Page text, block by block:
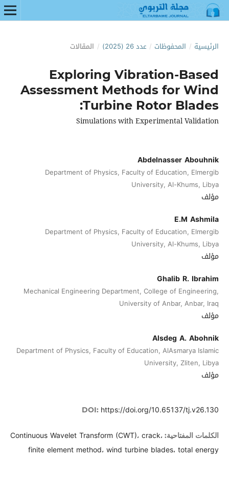
الرئيسية / المحفوظات / عدد 26 (2025) / المقالات
Exploring Vibration-Based
Assessment Methods for Wind
Turbine Rotor Blades:
Simulations with Experimental Validation
Abdelnasser Abouhnik
Department of Physics, Faculty of Education, Elmergib
University, Al-Khums, Libya
مؤلف
E.M Ashmila
Department of Physics, Faculty of Education, Elmergib
University, Al-Khums, Libya
مؤلف
Ghalib R. Ibrahim
Mechanical Engineering Department, College of Engineering,
University of Anbar, Anbar, Iraq
مؤلف
Alsdeg A. Abohnik
Department of Physics, Faculty of Education, AlAsmarya Islamic
University, Zliten, Libya
مؤلف
DOI: https://doi.org/10.65137/tj.v26.130
الكلمات المفتاحية: Continuous Wavelet Transform (CWT)، crack،
finite element method، wind turbine blades، total energy